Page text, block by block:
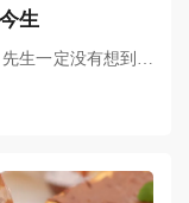
生
生一定没有想到，